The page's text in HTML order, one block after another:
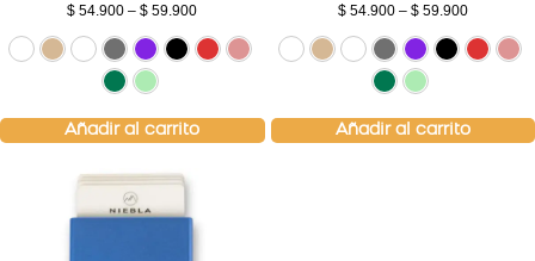
$ 54.900 – $ 59.900
Sin bolsillo
BeigeBlanco
Gris MoradoNegroRojo Rosado
Añadir al carrito
$54.900 – $59.900
Sin bolsillo
BeigeBlanco
Gris
Añadir al carrito